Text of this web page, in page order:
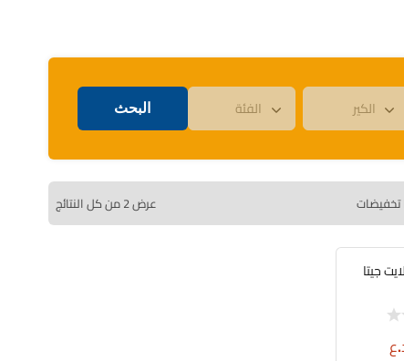
تخفيضات عرض ⁦2⁩ من كل النتائج